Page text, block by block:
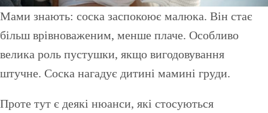
Мами знають: соска заспокоює малюка. Він стає
більш врівноваженим, менше плаче. Особливо
велика роль пустушки, якщо вигодовування
штучне. Соска нагадує дитині мамині груди.
Проте тут є деякі нюанси, які стосуються